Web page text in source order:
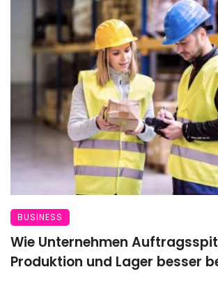
BUSINESS
Wie Unternehmen
Produktion und Lager besser